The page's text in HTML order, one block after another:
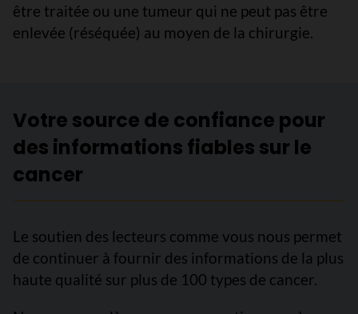
être traitée ou une tumeur qui ne peut pas être
enlevée (réséquée) au moyen de la chirurgie.
Votre source de confiance pour
des informations fiables sur le
cancer
Le soutien des lecteurs comme vous nous permet
de continuer à fournir des informations de la plus
haute qualité sur plus de 100 types de cancer.